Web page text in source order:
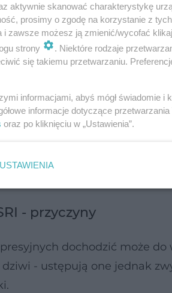
mogą dawać
bólach głowy ,nudnościach ,
skutkiem ubocznym
.
trójcykliczne leki
(SNRI) oraz inne
seksualnych – zdaniem
się u nawet prawie 100%
- przyczyny
dochodzić może
- ustępują one jednak
aktywnie skanować charakterystykę
prosimy o zgodę na korzystanie z
i zawsze możesz ją zmienić/wycofać
strony
. Niektóre rodzaje
się takiemu przetwarzaniu.
informacjami, abyś mógł świadomie
informacje dotyczące
oraz po kliknięciu w „Ustawienia”.
USTAWIENIA